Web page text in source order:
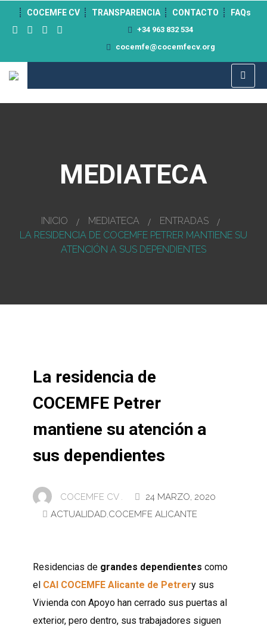
COCEMFE CV TRANSPARENCIA CONTACTO FAQs
+34 963 832 534
cocemfe@cocemfecv.org
MEDIATECA
INICIO MEDIATECA
ENTRADAS
LA RESIDENCIA DE COCEMFE PETRER MANTIENE SU
ATENCIÓN A SUS DEPENDIENTES
La residencia de
COCEMFE Petrer
mantiene su atención a
sus dependientes
COCEMFE CV .
24 MARZO, 2020
ACTUALIDAD,COCEMFE ALICANTE
Residencias de grandes dependientes como
el CAI COCEMFE Alicante de Petrery sus
Vivienda con Apoyo han cerrado sus puertas al
exterior, pero dentro, sus trabajadores siguen